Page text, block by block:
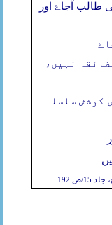
طالب آجاۓ اور
نہیں،
کوشش سلسلہ
192